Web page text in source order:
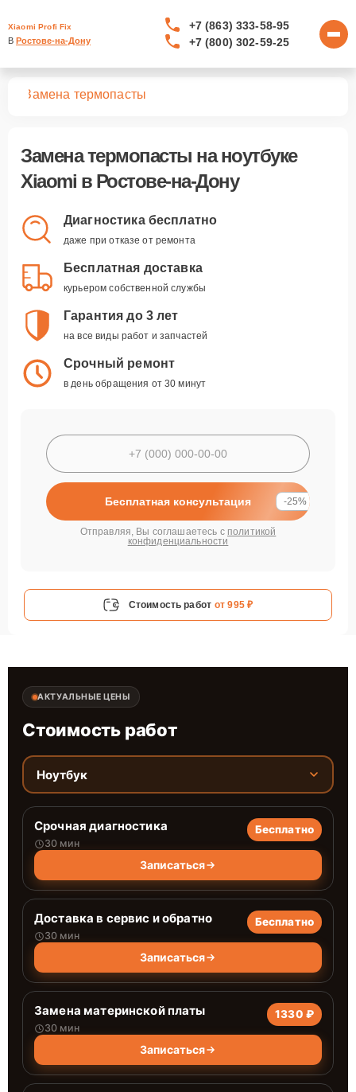
Xiaomi Profi Fix
В Ростове-на-Дону
+7 (863) 333-58-95
+7 (800) 302-59-25
Замена термопасты
Замена термопасты на ноутбуке
Xiaomi в Ростове-на-Дону
Диагностика бесплатно
даже при отказе от ремонта
Бесплатная доставка
курьером собственной службы
Гарантия до 3 лет
на все виды работ и запчастей
Срочный ремонт
в день обращения от 30 минут
Бесплатная консультация -25%
Отправляя, Вы соглашаетесь с политикой
конфиденциальности
Стоимость работ от 995 ₽
АКТУАЛЬНЫЕ ЦЕНЫ
Стоимость работ
Ноутбук
Срочная диагностика
30 мин
Бесплатно
Записаться
Доставка в сервис и обратно
30 мин
Бесплатно
Записаться
Замена материнской платы
30 мин
1330 ₽
Записаться